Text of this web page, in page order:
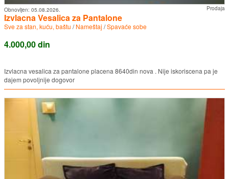
Prodaja
Obnovljen: 05.08.2026.
Izvlacna Vesalica za Pantalone
Sve za stan, kuću, baštu /Nameštaj /Spavaće sobe
4.000,00 din
Izvlacna vesalica za pantalone placena 8640din nova . Nije iskoriscena pa je
dajem povoljnije dogovor